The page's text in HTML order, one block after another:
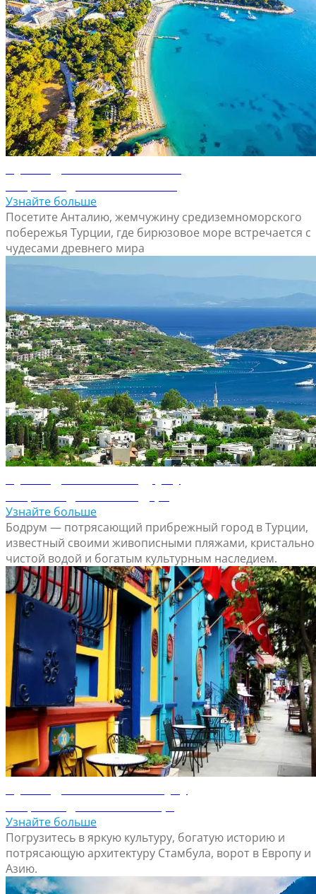
Узнайте больше
Посетите Анталию, жемчужину средиземноморского
побережья Турции, где бирюзовое море встречается с
чудесами древнего мира
Узнайте больше
Бодрум — потрясающий прибрежный город в Турции,
известный своими живописными пляжами, кристально
чистой водой и богатым культурным наследием.
Узнайте больше
Погрузитесь в яркую культуру, богатую историю и
потрясающую архитектуру Стамбула, ворот в Европу и
Азию.